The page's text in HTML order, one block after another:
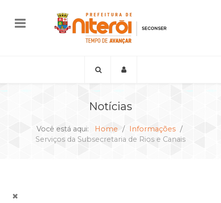
Notícias
Você está aqui: Home
Informações
Serviços da Subsecretaria de Rios e Canais